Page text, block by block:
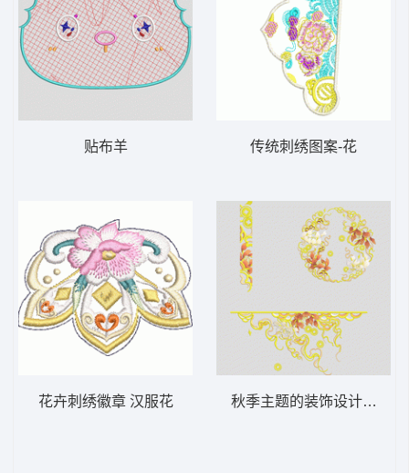
贴布羊
花卉刺绣徽章 汉服花
传统刺绣图案-花
秋季主题的装饰设计汉服